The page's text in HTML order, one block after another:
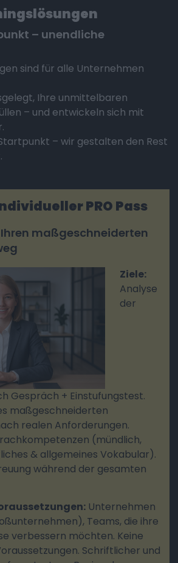
– unendliche
sind für alle Unternehmen
Ihre unmittelbaren
– und entwickeln sich mit
– wir gestalten den Rest
PRO Pass
maßgeschneiderten
Ziele:
Analyse
der
Gespräch + Einstufungstest.
maßgeschneiderten
realen Anforderungen.
(mündlich,
& allgemeines Vokabular).
während der gesamten
Unternehmen
Teams, die ihre
verbessern möchten. Keine
Schriftlicher und